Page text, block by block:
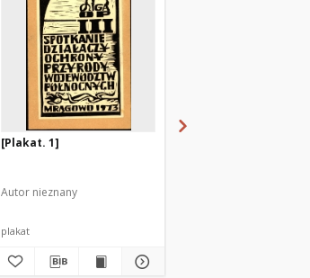
[Plakat. 1]
Autor nieznany
plakat